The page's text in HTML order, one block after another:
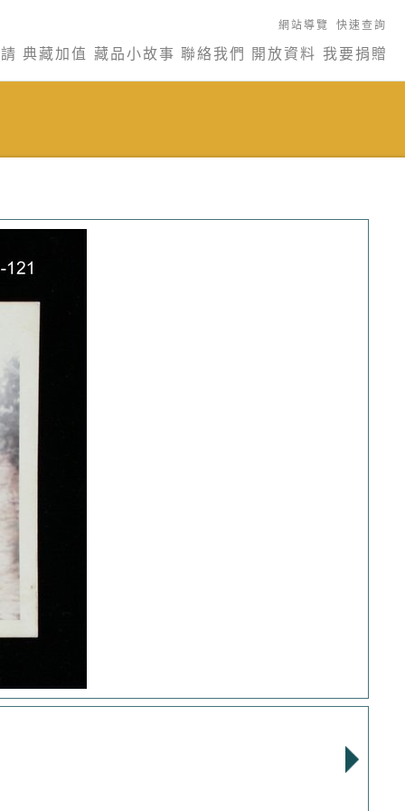
網站導覽 快速查詢
典藏加值 藏品小故事 聯絡我們 開放資料 我要捐贈